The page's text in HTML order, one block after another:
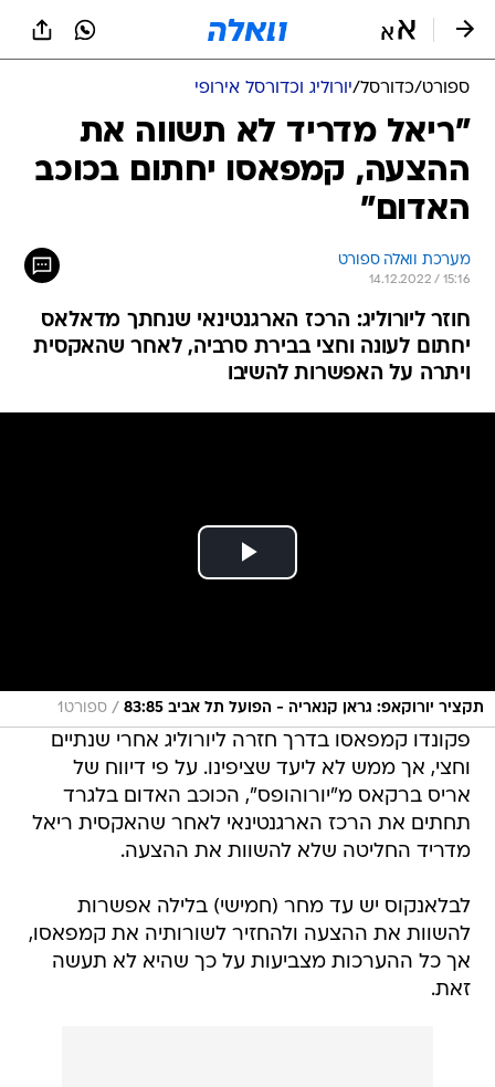
ספורט/כדורסל/יורוליג וכדורסל אירופי
"ריאל מדריד לא תשווה את
ההצעה, קמפאסו יחתום בכוכב
האדום"
מערכת וואלה ספורט
14.12.2022 / 15:16
חוזר ליורוליג: הרכז הארגנטינאי שנחתך מדאלאס
יחתום לעונה וחצי בבירת סרביה, לאחר שהאקסית
ויתרה על האפשרות להשיבו
תקציר יורוקאפ: גראן קנאריה - הפועל תל אביב 83:85 / ספורט1
פקונדו קמפאסו בדרך חזרה ליורוליג אחרי שנתיים
וחצי, אך ממש לא ליעד שציפינו. על פי דיווח של
אריס ברקאס מ"יורוהופס", הכוכב האדום בלגרד
תחתים את הרכז הארגנטינאי לאחר שהאקסית ריאל
מדריד החליטה שלא להשוות את ההצעה.
לבלאנקוס יש עד מחר (חמישי) בלילה אפשרות
להשוות את ההצעה ולהחזיר לשורותיה את קמפאסו,
אך כל ההערכות מצביעות על כך שהיא לא תעשה
זאת.